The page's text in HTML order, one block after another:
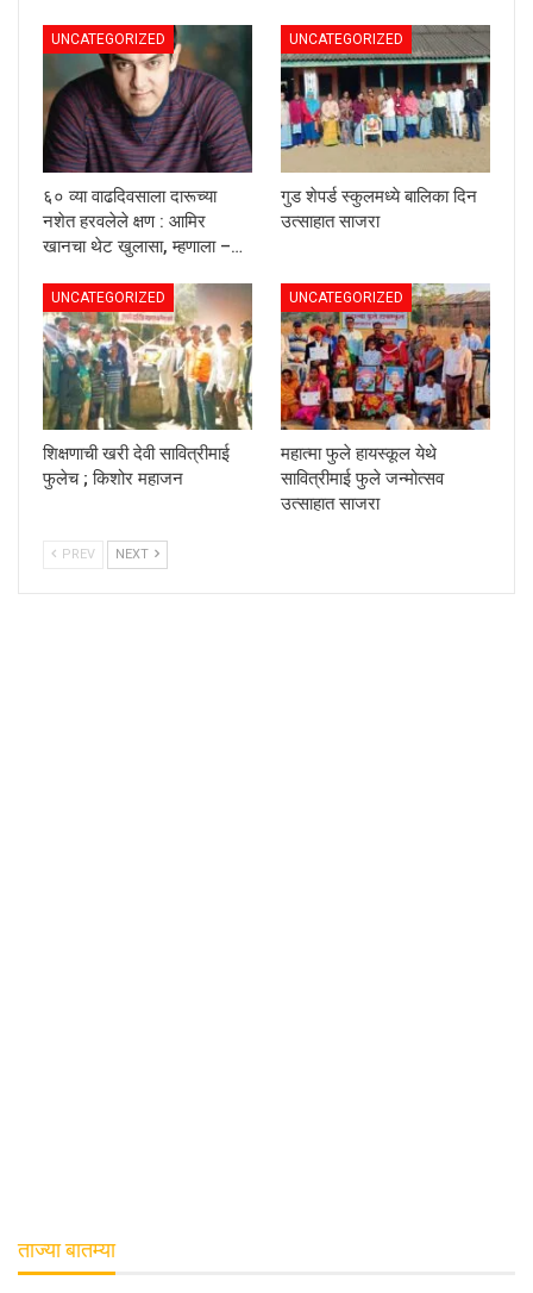
UNCATEGORIZED
६० व्या वाढदिवसाला दारूच्या
नशेत हरवलेले क्षण : आमिर
खानचा थेट खुलासा, म्हणाला –…
UNCATEGORIZED
गुड शेपर्ड स्कुलमध्ये बालिका दिन
उत्साहात साजरा
UNCATEGORIZED
शिक्षणाची खरी देवी सावित्रीमाई
फुलेच ; किशोर महाजन
UNCATEGORIZED
महात्मा फुले हायस्कूल येथे
सावित्रीमाई फुले जन्मोत्सव
उत्साहात साजरा
PREV NEXT
ताज्या बातम्या